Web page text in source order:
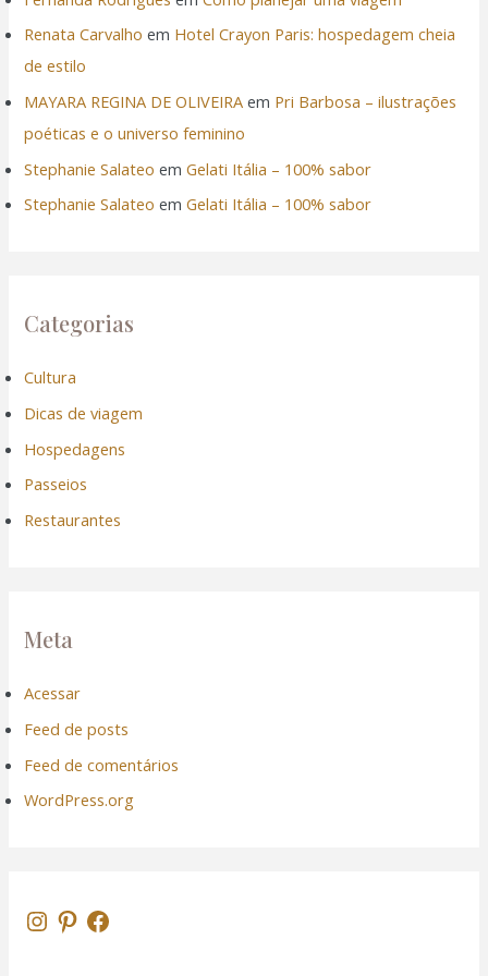
Renata Carvalho em Hotel Crayon Paris: hospedagem cheia
de estilo
MAYARA REGINA DE OLIVEIRA em Pri Barbosa – ilustrações
poéticas e o universo feminino
Stephanie Salateo emGelati Itália – 100% sabor
Stephanie Salateo emGelati Itália – 100% sabor
Categorias
Cultura
Dicas de viagem
Hospedagens
Passeios
Restaurantes
Meta
Acessar
Feed de posts
Feed de comentários
WordPress.org